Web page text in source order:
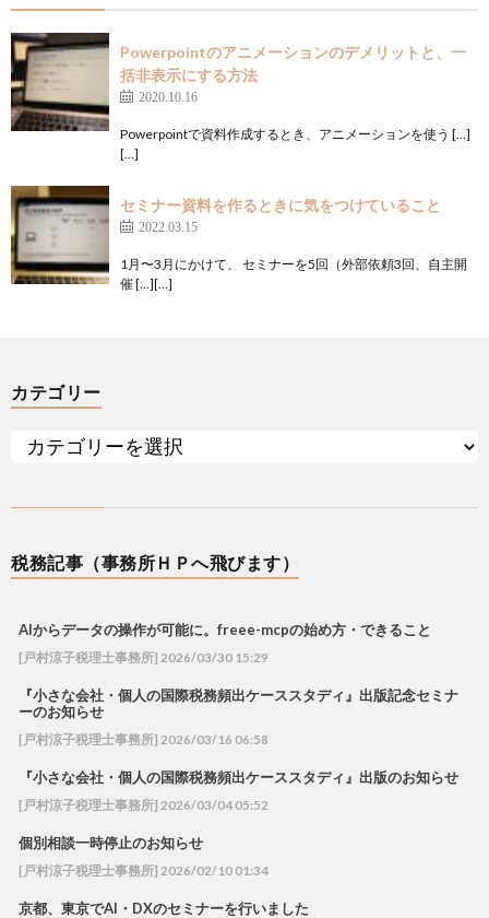
Powerpointのアニメーションのデメリットと、一
括非表示にする方法
2020.10.16
Powerpointで資料作成するとき、アニメーションを使う […]
[…]
セミナー資料を作るときに気をつけていること
2022.03.15
1月〜3月にかけて、 セミナーを5回（外部依頼3回、自主開
催 […][…]
カテゴリー
税務記事（事務所ＨＰへ飛びます）
AIからデータの操作が可能に。freee-mcpの始め方・できること
[戸村涼子税理士事務所] 2026/03/30 15:29
『小さな会社・個人の国際税務頻出ケーススタディ』出版記念セミナ
ーのお知らせ
[戸村涼子税理士事務所] 2026/03/16 06:58
『小さな会社・個人の国際税務頻出ケーススタディ』出版のお知らせ
[戸村涼子税理士事務所] 2026/03/04 05:52
個別相談一時停止のお知らせ
[戸村涼子税理士事務所] 2026/02/10 01:34
京都、東京でAI・DXのセミナーを行いました